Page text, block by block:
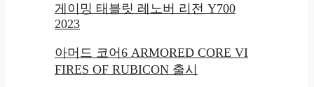
게이밍 태블릿 레노버 리전 Y700
2023
아머드 코어6 ARMORED CORE VI
FIRES OF RUBICON 출시